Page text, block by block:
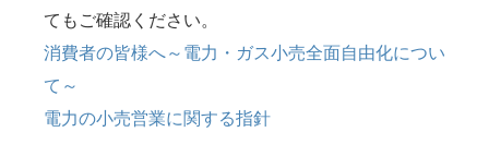
てもご確認ください。
消費者の皆様へ～電力・ガス小売全面自由化につい
て～
電力の小売営業に関する指針